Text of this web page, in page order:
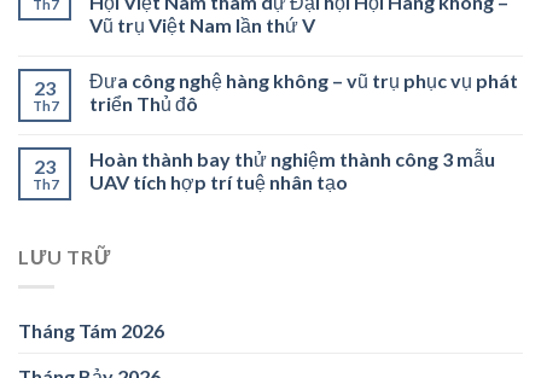
Th7
Vũ trụ Việt Nam lần thứ V
23
Th7
Đưa công nghệ hàng không – vũ trụ phục vụ phát
triển Thủ đô
23
Th7
Hoàn thành bay thử nghiệm thành công 3 mẫu
UAV tích hợp trí tuệ nhân tạo
LƯU TRỮ
Tháng Tám 2026